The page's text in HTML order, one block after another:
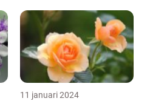
11 januari 2024